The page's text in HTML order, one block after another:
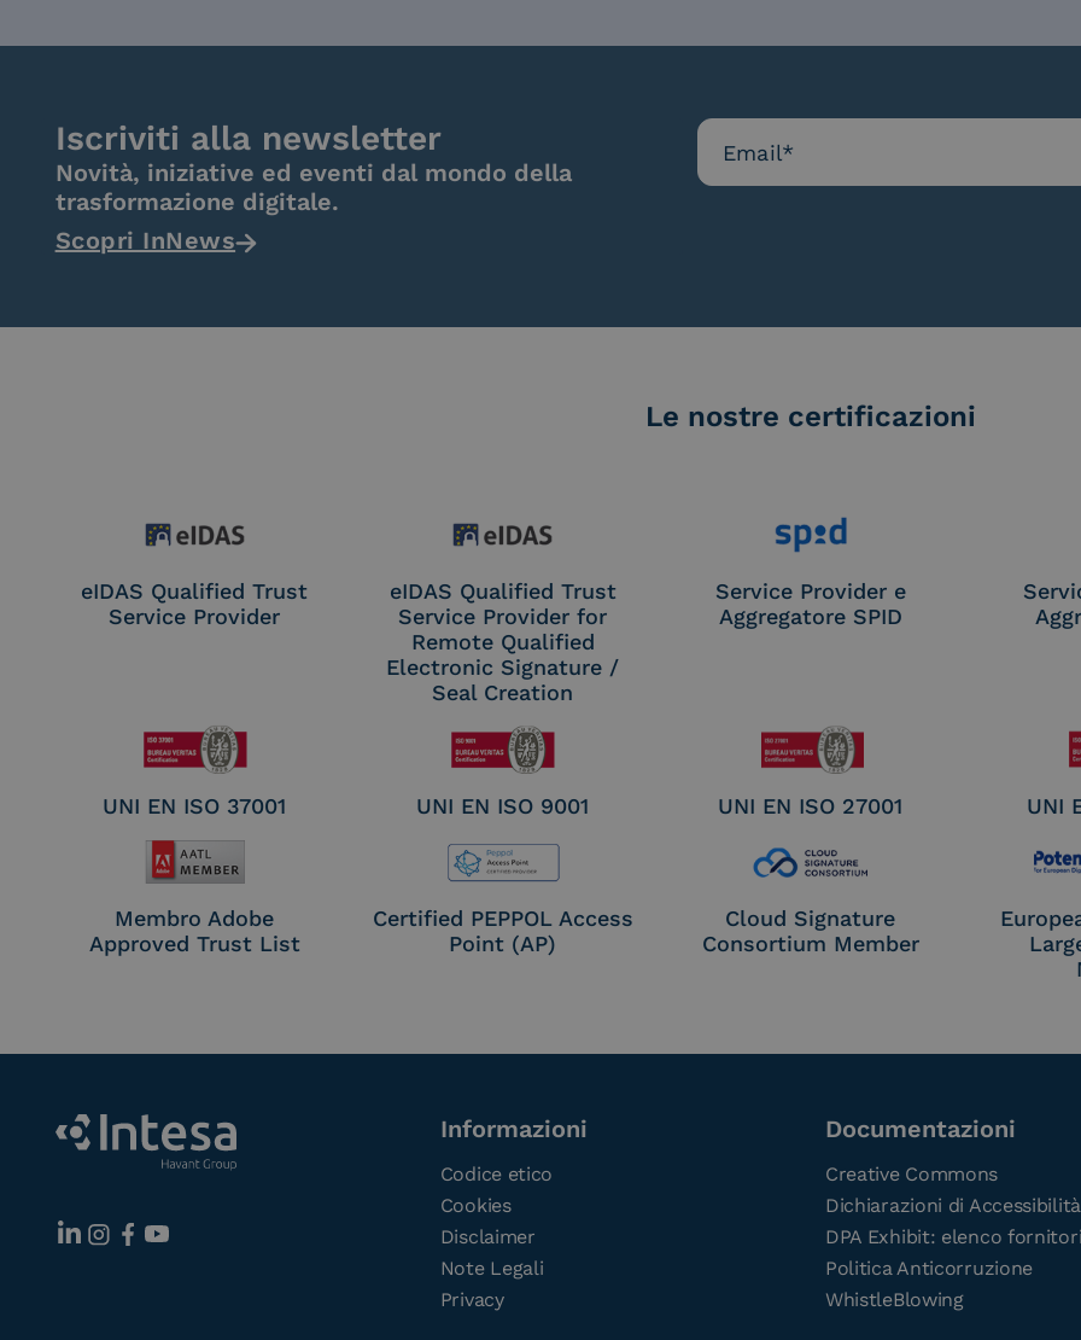
Iscriviti alla newsletter
Novità, iniziative ed eventi dal mondo della
trasformazione digitale.
Scopri InNews
Le nostre certificazioni
eIDAS Qualified Trust
Service Provider
eIDAS Qualified Trust
Service Provider for
Remote Qualified
Electronic Signature /
Seal Creation
Service Provider e
Aggregatore SPID
UNI EN ISO 37001 UNI EN ISO 9001 UNI EN ISO 27001 UNI
Membro Adobe
Approved Trust List
Certified PEPPOL Access
Point (AP)
Cloud Signature
Consortium Member
Informazioni
Codice etico
Cookies
Disclaimer
Note Legali
Privacy
Documentazioni
Creative Commons
Dichiarazioni di Accessibilità
DPA Exhibit: elenco fornitori
Politica Anticorruzione
WhistleBlowing